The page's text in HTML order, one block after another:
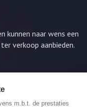
kunnen naar wens een
verkoop aanbieden.
m.b.t. de prestaties